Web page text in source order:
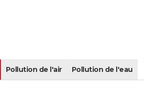
Pollution de l'air Pollution de l'eau